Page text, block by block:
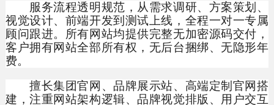
服务流程透明规范，从需求调研、方案策划、
视觉设计、前端开发到测试上线，全程一对一专属
顾问跟进。所有网站均提供完整无加密源码交付，
客户拥有网站全部所有权，无后台捆绑、无隐形年
费。
擅长集团官网、品牌展示站、高端定制官网搭
建，注重网站架构逻辑、品牌视觉排版、用户交互